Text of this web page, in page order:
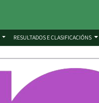
RESULTADOS E CLASIFICACIÓNS